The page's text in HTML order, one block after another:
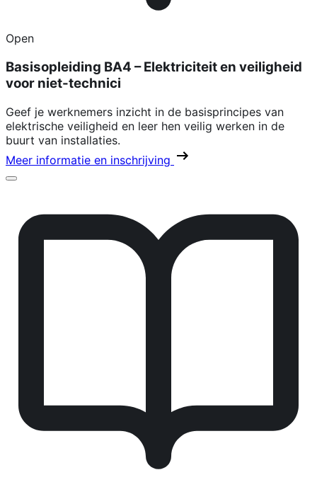
Open
Basisopleiding BA4 – Elektriciteit en veiligheid
voor niet-technici
Geef je werknemers inzicht in de basisprincipes van
elektrische veiligheid en leer hen veilig werken in de
buurt van installaties.
Meer informatie en inschrijving